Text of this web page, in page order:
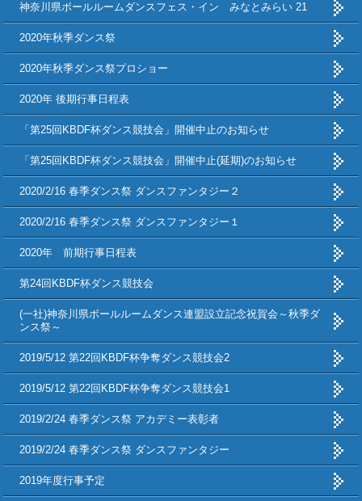
神奈川県ボールルームダンスフェス・イン みなとみらい 21
2020年秋季ダンス祭
2020年秋季ダンス祭プロショー
2020年 後期行事日程表
「第25回KBDF杯ダンス競技会」開催中止のお知らせ
「第25回KBDF杯ダンス競技会」開催中止(延期)のお知らせ
2020/2/16 春季ダンス祭 ダンスファンタジー２
2020/2/16 春季ダンス祭 ダンスファンタジー１
2020年 前期行事日程表
第24回KBDF杯ダンス競技会
(一社)神奈川県ボールルームダンス連盟設立記念祝賀会～秋季ダ
ンス祭～
2019/5/12 第22回KBDF杯争奪ダンス競技会2
2019/5/12 第22回KBDF杯争奪ダンス競技会1
2019/2/24 春季ダンス祭 アカデミー表彰者
2019/2/24 春季ダンス祭 ダンスファンタジー
2019年度行事予定